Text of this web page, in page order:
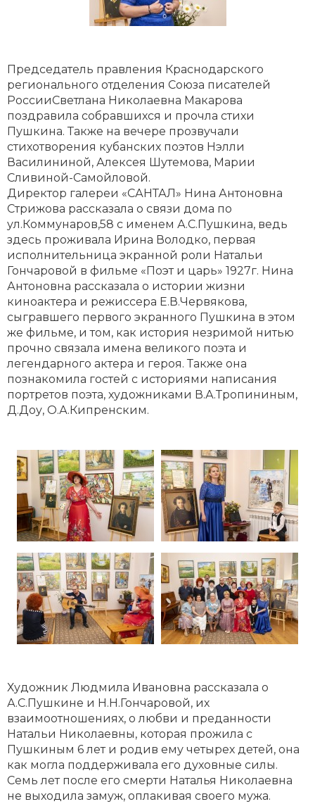
Председатель правления Краснодарского
регионального отделения Союза писателей
РоссииСветлана Николаевна Макарова
поздравила собравшихся и прочла стихи
Пушкина. Также на вечере прозвучали
стихотворения кубанских поэтов Нэлли
Василининой, Алексея Шутемова, Марии
Сливиной-Самойловой.
Директор галереи «САНТАЛ» Нина Антоновна
Стрижова рассказала о связи дома по
ул.Коммунаров,58 с именем А.С.Пушкина, ведь
здесь проживала Ирина Володко, первая
исполнительница экранной роли Натальи
Гончаровой в фильме «Поэт и царь» 1927г. Нина
Антоновна рассказала о истории жизни
киноактера и режиссера Е.В.Червякова,
сыгравшего первого экранного Пушкина в этом
же фильме, и том, как история незримой нитью
прочно связала имена великого поэта и
легендарного актера и героя. Также она
познакомила гостей с историями написания
портретов поэта, художниками В.А.Тропининым,
Д.Доу, О.А.Кипренским.
Художник Людмила Ивановна рассказала о
А.С.Пушкине и Н.Н.Гончаровой, их
взаимоотношениях, о любви и преданности
Натальи Николаевны, которая прожила с
Пушкиным 6 лет и родив ему четырех детей, она
как могла поддерживала его духовные силы.
Семь лет после его смерти Наталья Николаевна
не выходила замуж, оплакивая своего мужа.